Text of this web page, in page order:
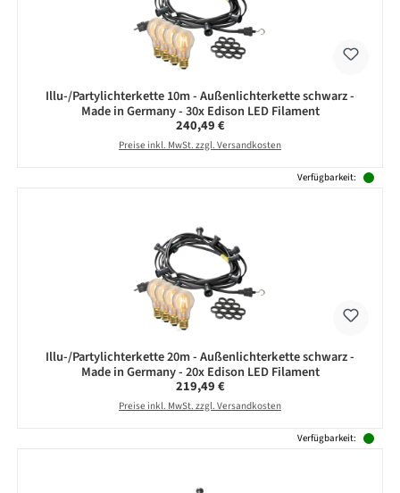
Illu-/Partylichterkette 10m - Außenlichterkette schwarz -
Made in Germany - 30x Edison LED Filament
Regulärer Preis:
240,49 €
Preise inkl. MwSt. zzgl. Versandkosten
Verfügbarkeit:
Illu-/Partylichterkette 20m - Außenlichterkette schwarz -
Made in Germany - 20x Edison LED Filament
Regulärer Preis:
219,49 €
Preise inkl. MwSt. zzgl. Versandkosten
Verfügbarkeit: